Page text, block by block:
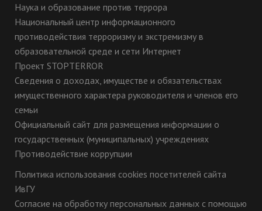
Наука и образование против террора
Национальный центр информационного
противодействия терроризму и экстремизму в
образовательной среде и сети Интернет
Проект STOPTERROR
Сведения о доходах, имуществе и обязательствах
имущественного характера руководителя и членов его
семьи
Официальный сайт для размещения информации о
государственных (муниципальных) учреждениях
Противодействие коррупции
Политика использования cookies посетителей сайта
ИвГУ
Согласие на обработку персональных данных с помощью